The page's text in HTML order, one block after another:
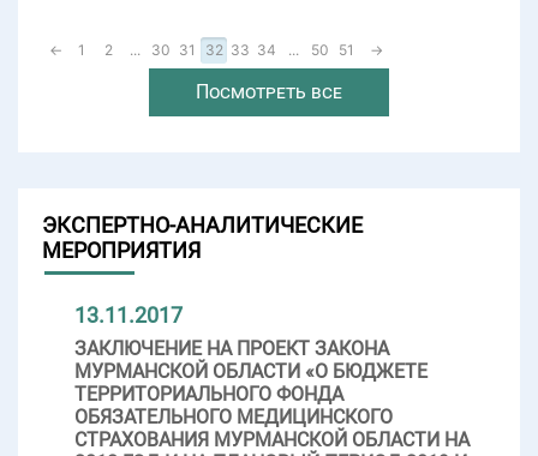
← 1 2 ... 30 31 32 33 34 ... 50 51 →
Посмотреть все
ЭКСПЕРТНО-АНАЛИТИЧЕСКИЕ
МЕРОПРИЯТИЯ
13.11.2017
ЗАКЛЮЧЕНИЕ НА ПРОЕКТ ЗАКОНА
МУРМАНСКОЙ ОБЛАСТИ «О БЮДЖЕТЕ
ТЕРРИТОРИАЛЬНОГО ФОНДА
ОБЯЗАТЕЛЬНОГО МЕДИЦИНСКОГО
СТРАХОВАНИЯ МУРМАНСКОЙ ОБЛАСТИ НА